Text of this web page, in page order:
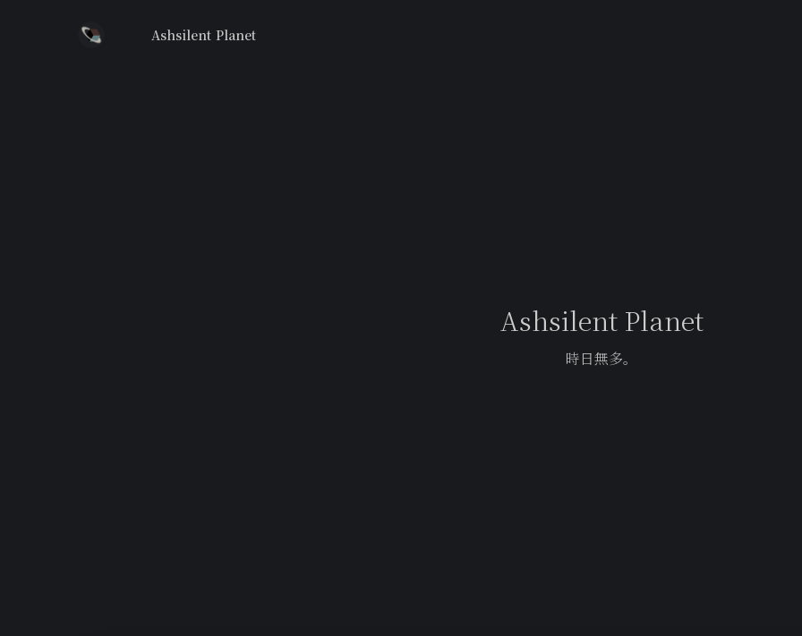
Ashsilent Planet
Ashsilent Planet
時日無多。